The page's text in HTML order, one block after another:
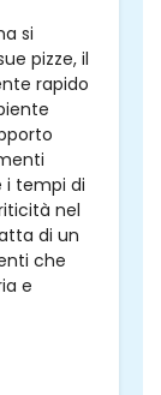
si
pizze, il
rapido
i tempi di
nel
di un
che
e